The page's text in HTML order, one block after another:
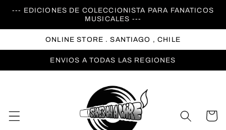
directamente
--- EDICIONES DE COLECCIONISTA PARA FANATICOS
MUSICALES ---
ONLINE STORE . SANTIAGO , CHILE
ENVIOS A TODAS LAS REGIONES
Carrito